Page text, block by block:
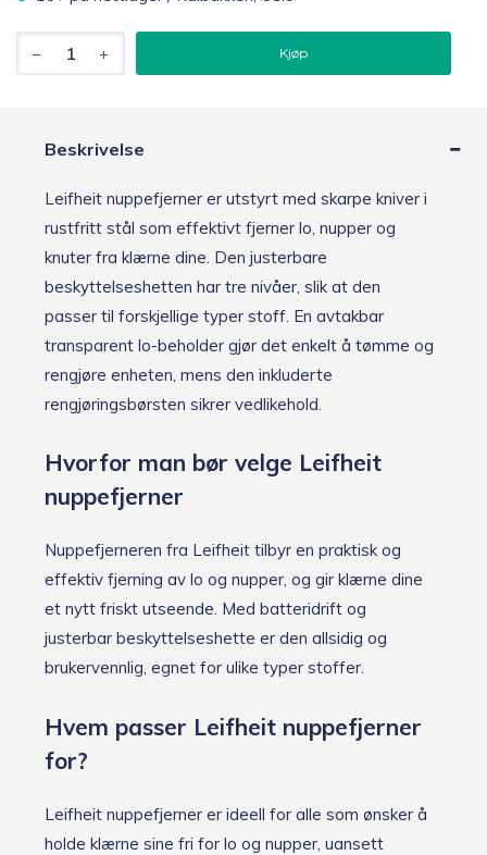
nuppefjerner
antall
Kjøp
Beskrivelse
Leifheit nuppefjerner er utstyrt med skarpe kniver i
rustfritt stål som effektivt fjerner lo, nupper og
knuter fra klærne dine. Den justerbare
beskyttelseshetten har tre nivåer, slik at den
passer til forskjellige typer stoff. En avtakbar
transparent lo-beholder gjør det enkelt å tømme og
rengjøre enheten, mens den inkluderte
rengjøringsbørsten sikrer vedlikehold.
Hvorfor man bør velge Leifheit
nuppefjerner
Nuppefjerneren fra Leifheit tilbyr en praktisk og
effektiv fjerning av lo og nupper, og gir klærne dine
et nytt friskt utseende. Med batteridrift og
justerbar beskyttelseshette er den allsidig og
brukervennlig, egnet for ulike typer stoffer.
Hvem passer Leifheit nuppefjerner
for?
Leifheit nuppefjerner er ideell for alle som ønsker å
holde klærne sine fri for lo og nupper, uansett